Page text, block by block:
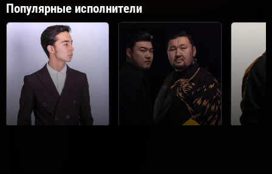
Популярные исполнители